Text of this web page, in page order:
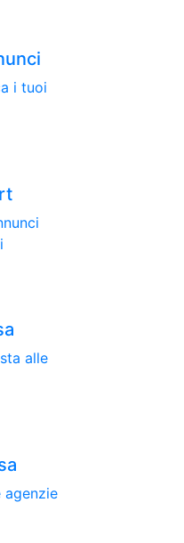
i tuoi
alle